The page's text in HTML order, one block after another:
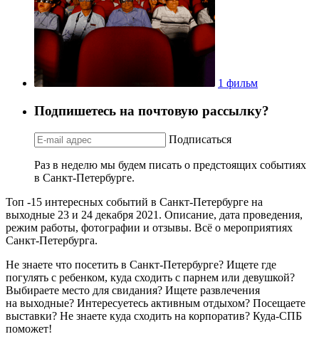
1 фильм
Подпишетесь на почтовую рассылку?
Подписаться
Раз в неделю мы будем писать о предстоящих событиях
в Санкт-Петербурге.
Топ -15 интересных событий в Санкт-Петербурге на
выходные 23 и 24 декабря 2021. Описание, дата проведения,
режим работы, фотографии и отзывы. Всё о мероприятиях
Санкт-Петербурга.
Не знаете что посетить в Санкт-Петербурге? Ищете где
погулять с ребенком, куда сходить с парнем или девушкой?
Выбираете место для свидания? Ищете развлечения
на выходные? Интересуетесь активным отдыхом? Посещаете
выставки? Не знаете куда сходить на корпоратив? Куда-СПБ
поможет!